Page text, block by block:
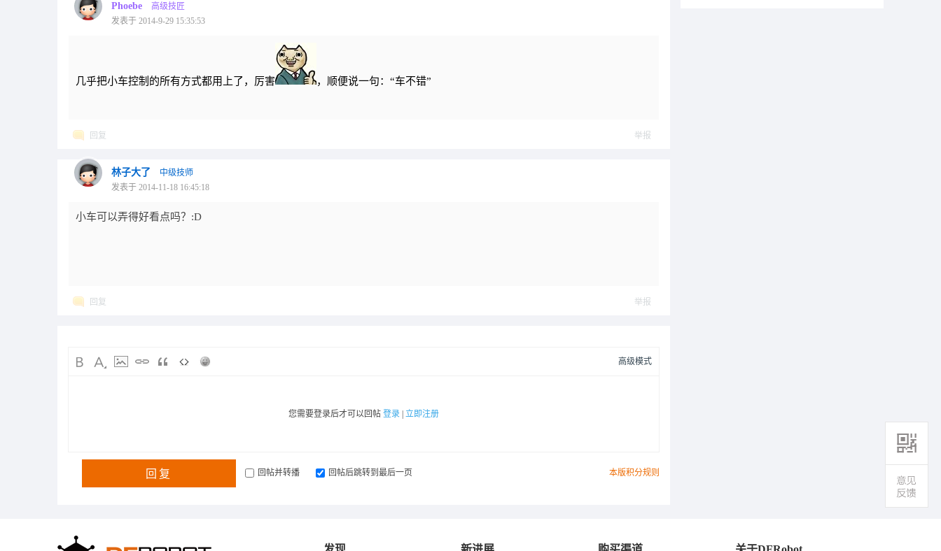
Phoebe
高级技匠
发表于 2014-9-29 15:35:53
几乎把小车控制的所有方式都用上了，厉害 ，顺便说一句：“车不错”
回复 举报
林子大了
中级技师
发表于 2014-11-18 16:45:18
小车可以弄得好看点吗？:D
回复 举报
高级模式
您需要登录后才可以回帖 登录 立即注册
本版积分规则
回复 回帖并转播 回帖后跳转到最后一页